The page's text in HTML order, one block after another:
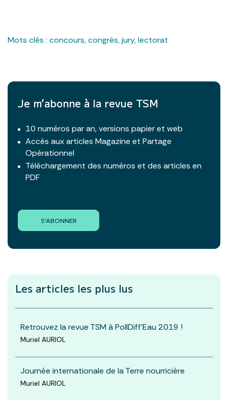
Mots clés : concours,congrès,jury,lectorat
Je m’abonne à la revue TSM
10 numéros par an, versions papier et web
Accès aux articles Magazine et Partage
Opérationnel
Téléchargement des numéros et des articles en
PDF
S'ABONNER
Les articles les plus lus
Retrouvez la revue TSM à PollDiff'Eau 2019 !
Muriel AURIOL
Journée internationale de la Terre nourricière
Muriel AURIOL